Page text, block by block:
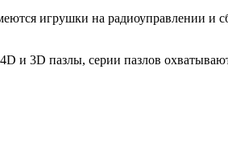
игрушки на радиоуправлении и
и 3D пазлы, серии пазлов